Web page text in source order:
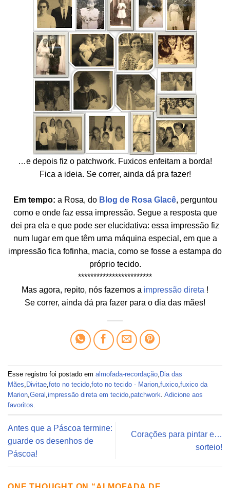
…e depois fiz o patchwork. Fuxicos enfeitam a borda!
Fica a ideia. Se correr, ainda dá pra fazer!
Em tempo: a Rosa, do Blog de Rosa Glacê, perguntou
como e onde faz essa impressão. Segue a resposta que
dei pra ela e que pode ser elucidativa: essa impressão fiz
num lugar em que têm uma máquina especial, em que a
impressão fica fofinha, macia, como se fosse a estampa do
próprio tecido.
************************
Mas agora, repito, nós fazemos a impressão direta !
Se correr, ainda dá pra fazer para o dia das mães!
Esse registro foi postado em almofada-recordação Dia das
Mães Divitae foto no tecido foto no tecido - Marion fuxico fuxico da
Marion Geral impressão direta em tecido patchwork Adicione aos
favoritos
Antes que a Páscoa termine:
guarde os desenhos de
Páscoa!
Corações para pintar e…
sorteio!